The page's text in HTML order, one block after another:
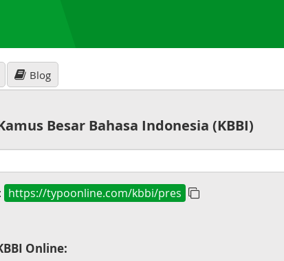
Blog
Besar Bahasa Indonesia (KBBI)
: https://typoonline.com/kbbi/pres
Online: